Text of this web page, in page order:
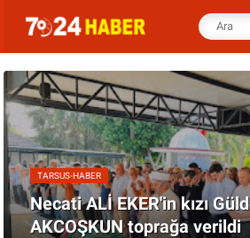
TARSUS-HABER
Necati ALİ EKER'in kızı
AKCOŞKUN toprağa verildi